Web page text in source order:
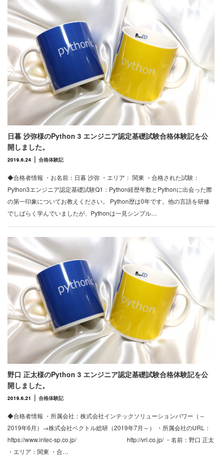
日暮 沙弥様のPython 3 エンジニア認定基礎試験合格体験記を公
開しました。
2019.6.24 合格体験記
◆合格者情報 ・お名前：日暮 沙弥 ・エリア： 関東 ・合格された試験：
Python3エンジニア認定基礎試験Q1：Python経歴年数とPythonに出会った際
の第一印象についてお教えください。 Python歴は0年です。他の言語を研修
でしばらく学んでいましたが、Pythonは一見シンプル…
野口 正太様のPython 3 エンジニア認定基礎試験合格体験記を公
開しました。
2019.6.21 合格体験記
◆合格者情報 ・所属会社：株式会社インテックソリューションパワー（～
2019年6月）→株式会社ベクトル総研（2019年7月～） ・所属会社のURL：
https://www.intec-sp.co.jp/ http://vri.co.jp/ ・名前：野口 正太
・エリア：関東 ・合…